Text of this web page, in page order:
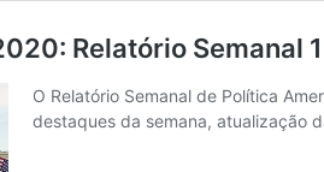
Relatório Semanal
O Relatório Semanal de Política
destaques da semana, atualização